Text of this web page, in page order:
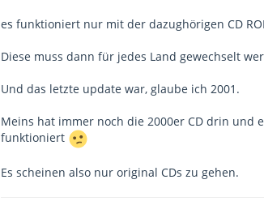
es funktioniert nur mit der dazughörigen CD
Diese muss dann für jedes Land gewechselt
Und das letzte update war, glaube ich 2001.
Meins hat immer noch die 2000er CD drin und
funktioniert
Es scheinen also nur original CDs zu gehen.